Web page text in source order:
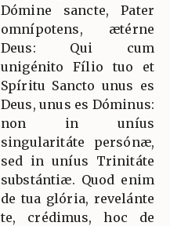
Dómine sancte, Pater
omnípotens, ætérne
Deus: Qui cum
unigénito Fílio tuo et
Spíritu Sancto unus es
Deus, unus es Dóminus:
non in uníus
singularitáte persónæ,
sed in uníus Trinitáte
substántiæ. Quod enim
de tua glória, revelánte
te, crédimus, hoc de